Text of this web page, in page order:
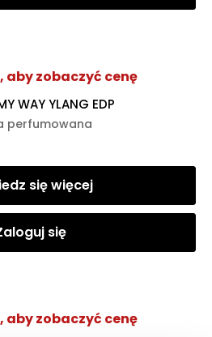
aby zobaczyć cenę
WAY YLANG EDP
perfumowana
się więcej
się
aby zobaczyć cenę